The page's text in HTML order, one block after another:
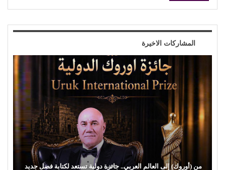
المشاركات الاخيرة
أحمد الغريب يكتب: الإعلام الخاص يفضح اختراق (إسرائيل)